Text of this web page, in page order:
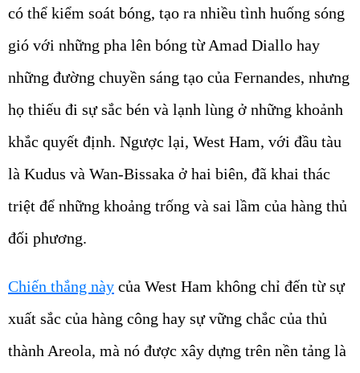
có thể kiểm soát bóng, tạo ra nhiều tình huống sóng
gió với những pha lên bóng từ Amad Diallo hay
những đường chuyền sáng tạo của Fernandes, nhưng
họ thiếu đi sự sắc bén và lạnh lùng ở những khoảnh
khắc quyết định. Ngược lại, West Ham, với đầu tàu
là Kudus và Wan-Bissaka ở hai biên, đã khai thác
triệt để những khoảng trống và sai lầm của hàng thủ
đối phương.
Chiến thắng này của West Ham không chỉ đến từ sự
xuất sắc của hàng công hay sự vững chắc của thủ
thành Areola, mà nó được xây dựng trên nền tảng là